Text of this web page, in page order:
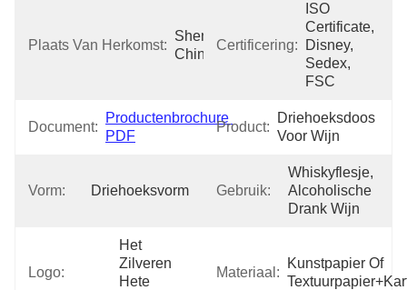
Plaats Van Herkomst:
Shenzhen
China
Certificering:
ISO
Certificate,
Disney,
Sedex,
FSC
Document:
Productenbrochure
PDF
Product:
Driehoeksdoos
Voor Wijn
Vorm: Driehoeksvorm Gebruik:
Whiskyflesje,
Alcoholische
Drank Wijn
Logo:
Het
Zilveren
Hete
Materiaal:
Kunstpapier Of